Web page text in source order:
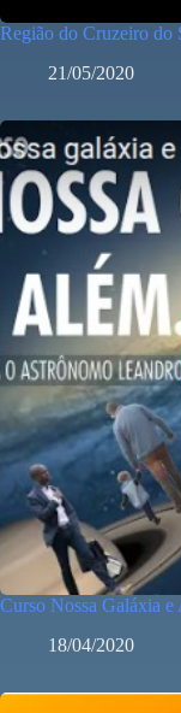
Região do Cruzeiro do
21/05/2020
Curso Nossa Galáxia
18/04/2020